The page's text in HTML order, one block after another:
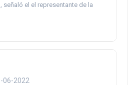
señaló el el representante de la
06-2022